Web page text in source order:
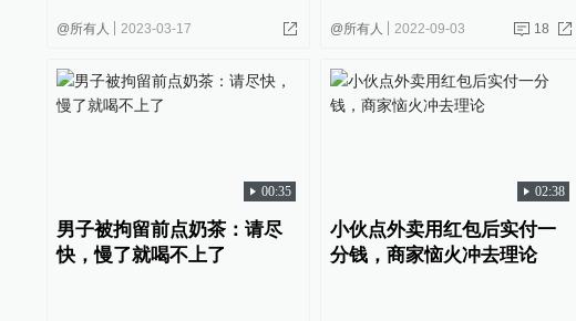
@所有人 2023-03-17 @所有人 2022-09-03 18
00:35
男子被拘留前点奶茶：请尽
快，慢了就喝不上了
02:38
小伙点外卖用红包后实付一
分钱，商家恼火冲去理论